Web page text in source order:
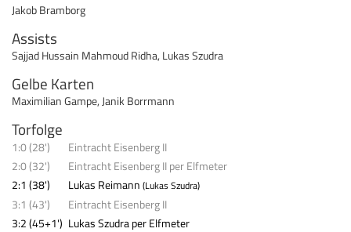
Jakob Bramborg
Assists
Sajjad Hussain Mahmoud Ridha, Lukas Szudra
Gelbe Karten
Maximilian Gampe, Janik Borrmann
Torfolge
1:0 (28')
Eintracht Eisenberg II
2:0 (32')
Eintracht Eisenberg II per Elfmeter
2:1 (38')
Lukas Reimann (Lukas Szudra)
3:1 (43')
Eintracht Eisenberg II
3:2 (45+1') Lukas Szudra per Elfmeter